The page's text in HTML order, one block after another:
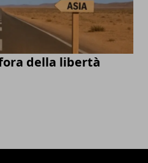
della libertà